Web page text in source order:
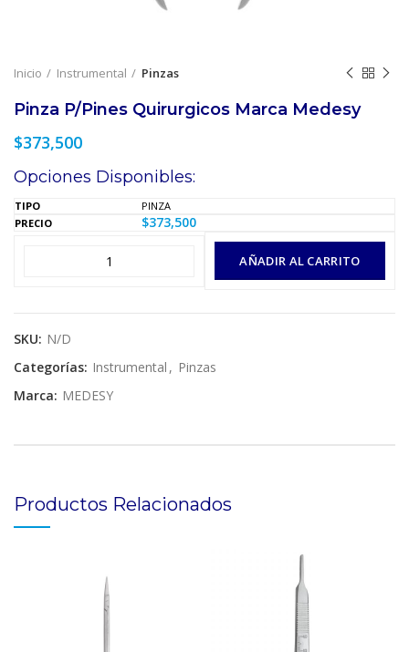
Inicio Instrumental Pinzas
Pinza P/Pines Quirurgicos Marca Medesy
$373,500
Opciones Disponibles:
PINZA
$373,500
AÑADIR AL CARRITO
SKU: N/D
Categorías: Instrumental , Pinzas
Marca: MEDESY
Productos Relacionados